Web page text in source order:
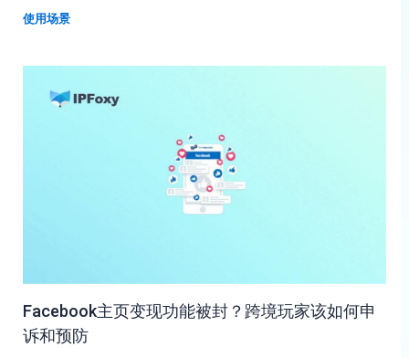
使用场景
Facebook主页变现功能被封？跨境玩家该如何申
诉和预防